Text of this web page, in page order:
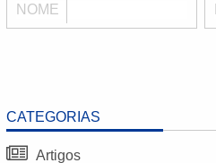
CATEGORIAS
Artigos
NOME